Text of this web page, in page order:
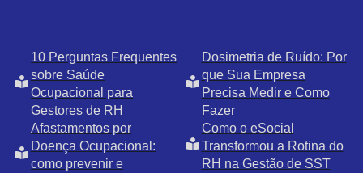
10 Perguntas Frequentes
sobre Saúde
Ocupacional para
Gestores de RH
Dosimetria de Ruído: Por
que Sua Empresa
Precisa Medir e Como
Fazer
Afastamentos por
Doença Ocupacional:
como prevenir e
Como o eSocial
Transformou a Rotina do
RH na Gestão de SST